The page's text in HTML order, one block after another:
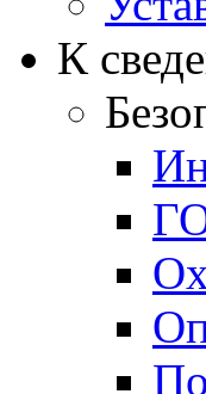
К